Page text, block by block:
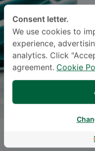
CHUMNARN
Consent letter.
We use cookies to
experience,
analytics. Click
agreement. Cookie